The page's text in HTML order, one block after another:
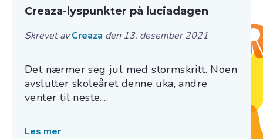
Creaza-lyspunkter på luciadagen
Skrevet avCreaza den 13. desember 2021
Det nærmer seg jul med stormskritt. Noen
avslutter skoleåret denne uka, andre
venter til neste....
Les mer